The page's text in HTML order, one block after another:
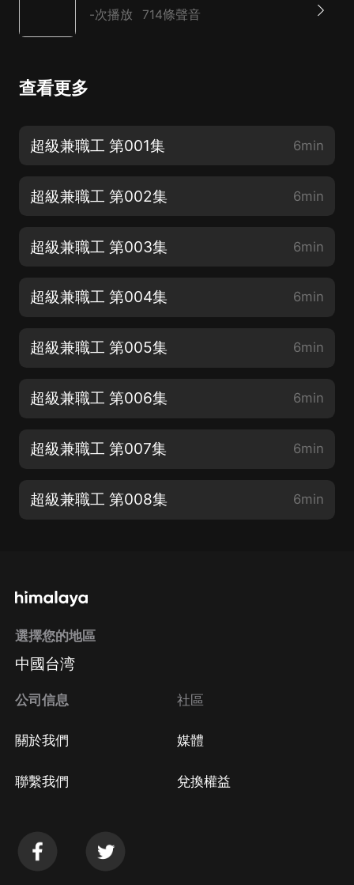
-次播放 714條聲音
查看更多
超級兼職工 第001集 6min
超級兼職工 第002集 6min
超級兼職工 第003集 6min
超級兼職工 第004集 6min
超級兼職工 第005集 6min
超級兼職工 第006集 6min
超級兼職工 第007集 6min
超級兼職工 第008集 6min
選擇您的地區
中國台湾
公司信息
關於我們
聯繫我們
社區
媒體
兌換權益